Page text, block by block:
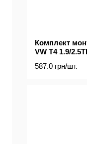
Комплект
VW T4 1.9/
587.0 грн/шт.